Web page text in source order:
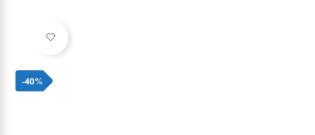
Ajouter à la liste d’envies
-40%